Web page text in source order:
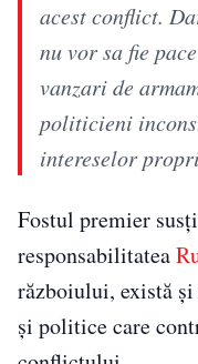
acest conflict.
nu vor sa fie
vanzari de
politicieni
intereselor
Fostul premier
responsabilitatea
războiului, există și
și politice care